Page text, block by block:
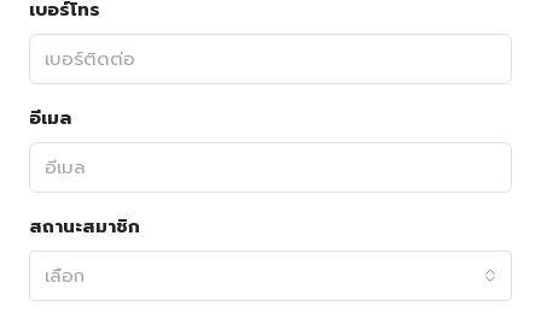
เบอร์โทร
อีเมล
สถานะสมาชิก
เลือก